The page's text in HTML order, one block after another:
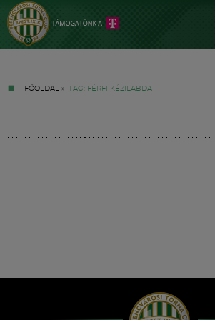
FŐOLDAL » TAG: FÉRFI KÉZILABDA
Hírek